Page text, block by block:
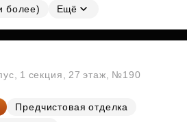
более)
Ещё
1 секция, 27 этаж, №190
Предчистовая отделка